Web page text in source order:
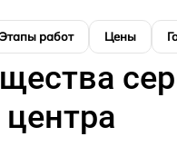
Этапы работ Цены
центра